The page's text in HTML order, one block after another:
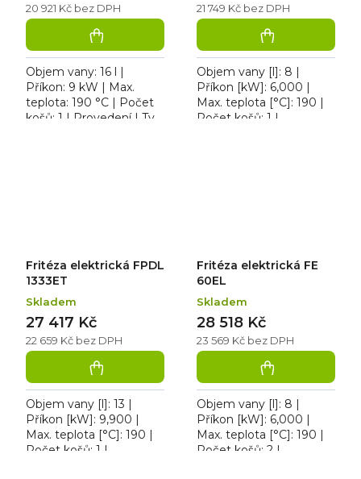
20 921 Kč bez DPH
Objem vany: 16 l |
Příkon: 9 kW | Max.
teplota: 190 °C | Počet
košů: 1 | Provedení | Typ
21 749 Kč bez DPH
Objem vany [l]: 8 |
Příkon [kW]: 6,000 |
Max. teplota [°C]: 190 |
Počet košů: 1 |
Fritéza elektrická FPDL
1333ET
Skladem
22 659 Kč bez DPH
27 417 Kč
Objem vany [l]: 13 |
Příkon [kW]: 9,900 |
Max. teplota [°C]: 190 |
Počet košů: 1 |
Fritéza elektrická FE
60EL
Skladem
23 569 Kč bez DPH
28 518 Kč
Objem vany [l]: 8 |
Příkon [kW]: 6,000 |
Max. teplota [°C]: 190 |
Počet košů: 2 |